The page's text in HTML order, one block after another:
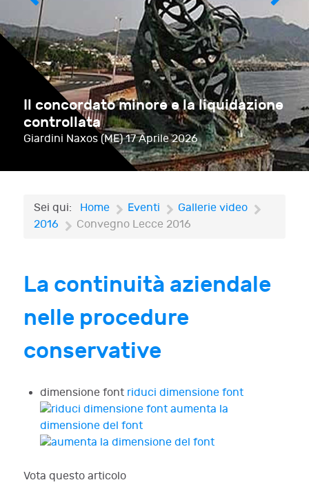
Il concordato minore e la liquidazione
controllata
Giardini Naxos (ME) 17 Aprile 2026
Sei qui: Home Eventi
Gallerie video
2016
Convegno Lecce 2016
La continuità aziendale
nelle procedure
conservative
dimensione font riduci dimensione font
aumenta la
dimensione del font
Vota questo articolo